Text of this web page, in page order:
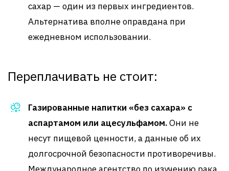
сахар — один из первых ингредиентов.
Альтернатива вполне оправдана при
ежедневном использовании.
Переплачивать не стоит:
Газированные напитки «без сахара» с
аспартамом или ацесульфамом.Они не
несут пищевой ценности, а данные об их
долгосрочной безопасности противоречивы.